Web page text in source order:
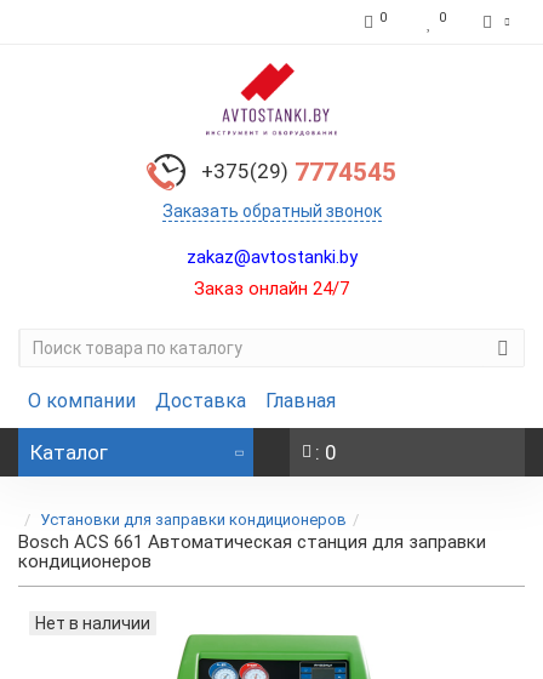
0 0
+375(29) 7774545
Заказать обратный звонок
zakaz@avtostanki.by
Заказ онлайн 24/7
О компании Доставка Главная
Каталог : 0
Установки для заправки кондиционеров
Bosch ACS 661 Автоматическая станция для заправки
кондиционеров
Нет в наличии